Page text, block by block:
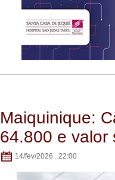
Maiquinique:
64.800 e valor
14/fev/2026 . 22:00